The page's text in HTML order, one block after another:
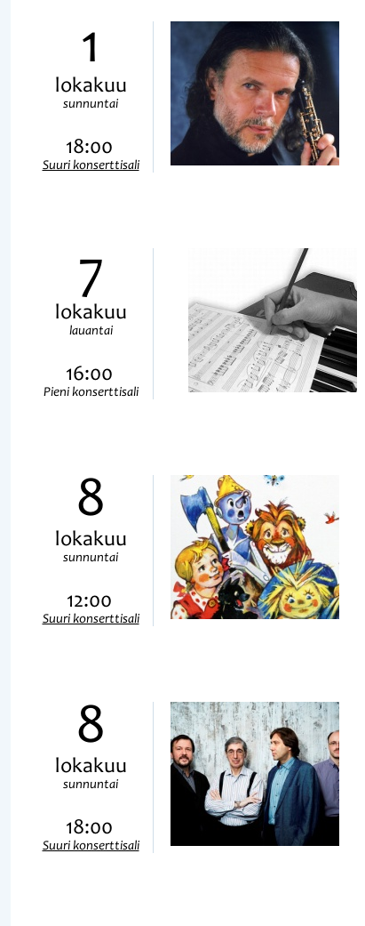
1
lokakuu
sunnuntai
18:00
Suuri konserttisali
7
lokakuu
lauantai
16:00
Pieni konserttisali
8
lokakuu
sunnuntai
12:00
Suuri konserttisali
8
lokakuu
sunnuntai
18:00
Suuri konserttisali